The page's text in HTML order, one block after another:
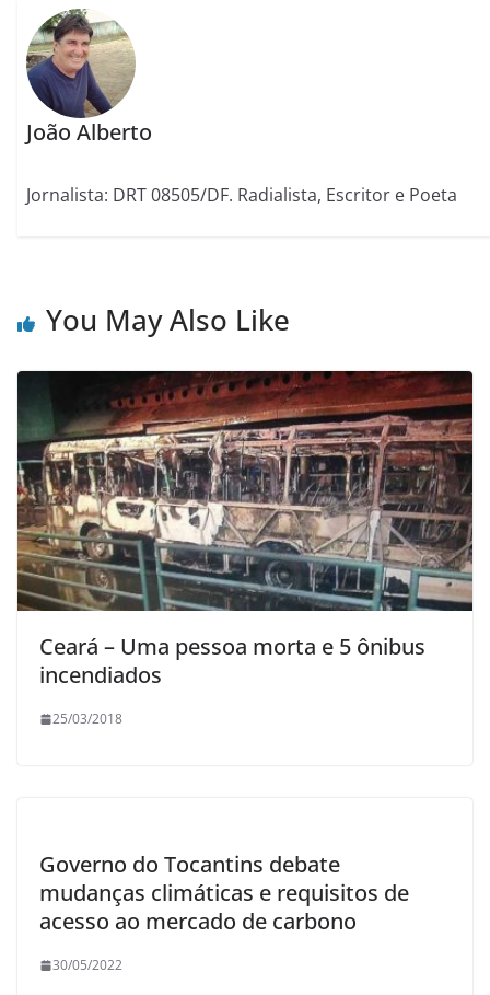
João Alberto
Jornalista: DRT 08505/DF. Radialista, Escritor e Poeta
You May Also Like
Ceará – Uma pessoa morta e 5 ônibus
incendiados
25/03/2018
Governo do Tocantins debate
mudanças climáticas e requisitos de
acesso ao mercado de carbono
30/05/2022